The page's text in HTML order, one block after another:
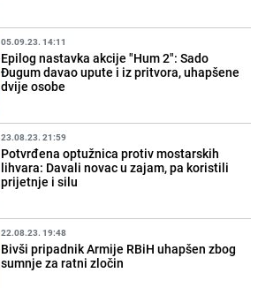
05.09.23. 14:11
Epilog nastavka akcije "Hum 2": Sado
Đugum davao upute i iz pritvora, uhapšene
dvije osobe
23.08.23. 21:59
Potvrđena optužnica protiv mostarskih
lihvara: Davali novac u zajam, pa koristili
prijetnje i silu
22.08.23. 19:48
Bivši pripadnik Armije RBiH uhapšen zbog
sumnje za ratni zločin